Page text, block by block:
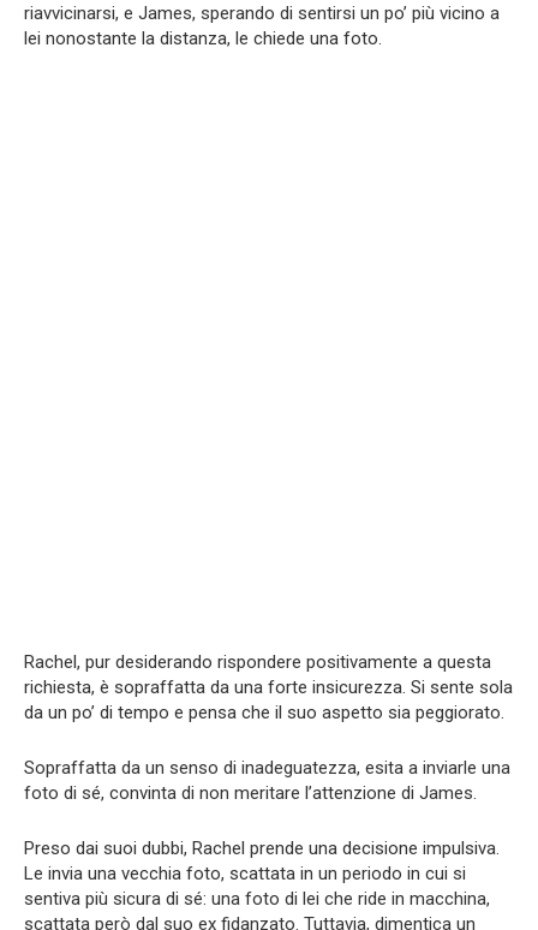
riavvicinarsi, e James, sperando di sentirsi un po’ più vicino a
lei nonostante la distanza, le chiede una foto.
Rachel, pur desiderando rispondere positivamente a questa
richiesta, è sopraffatta da una forte insicurezza. Si sente sola
da un po’ di tempo e pensa che il suo aspetto sia peggiorato.
Sopraffatta da un senso di inadeguatezza, esita a inviarle una
foto di sé, convinta di non meritare l’attenzione di James.
Preso dai suoi dubbi, Rachel prende una decisione impulsiva.
Le invia una vecchia foto, scattata in un periodo in cui si
sentiva più sicura di sé: una foto di lei che ride in macchina,
scattata però dal suo ex fidanzato. Tuttavia, dimentica un